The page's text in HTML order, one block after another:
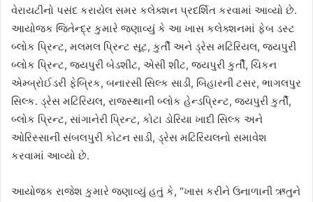
વેરાયટીનો પસંદ કરાયેલ સમર કલેક્શન પ્રદર્શિત કરવામાં આવ્યો છે.
આયોજક જિતેન્દ્ર કુમારે જણાવ્યું કે આ ખાસ કલેક્શનમાં ફેબ ડસ્ટ
બ્લોક પ્રિન્ટ, મલમલ પ્રિન્ટ સૂટ, કુર્તી અને ડ્રેસ મટિરિયલ, જયપુરી
બ્લોક પ્રિન્ટ, જયપુરી બેડશીટ, એસી શીટ, જયપુરી કુર્તી, ચિકન
એમ્બ્રોઈડરી ફેબ્રિક, બનારસી સિલ્ક સાડી, બિહારની ટસર, ભાગલપુર
સિલ્ક. ડ્રેસ મટિરિયલ, રાજસ્થાની બ્લોક હેન્ડપ્રિન્ટ, જયપુરી કુર્તી,
બ્લોક પ્રિન્ટ, સાંગાનેરી પ્રિન્ટ, કોટા ડોરિયા ખાદી સિલ્ક અને
ઓરિસ્સાની સંબલપુરી કોટન સાડી, ડ્રેસ મટિરિયલનો સમાવેશ
કરવામાં આવ્યો છે.
આયોજક રાજેશ કુમારે જણાવ્યું હતું કે, “ખાસ કરીને ઉનાળાની ઋતુને